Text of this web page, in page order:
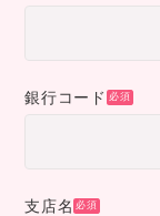
銀行コード
支店名